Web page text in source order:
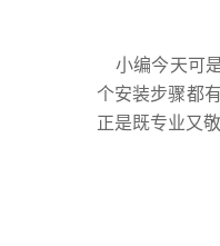
小编今天可
个安装步骤都
正是既专业又敬